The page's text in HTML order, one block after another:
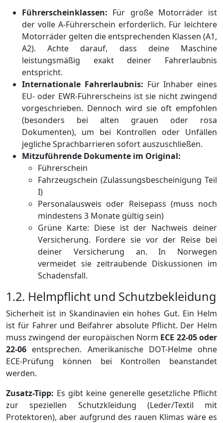
Führerscheinklassen: Für große Motorräder ist
der volle A-Führerschein erforderlich. Für leichtere
Motorräder gelten die entsprechenden Klassen (A1,
A2). Achte darauf, dass deine Maschine
leistungsmäßig exakt deiner Fahrerlaubnis
entspricht.
Internationale Fahrerlaubnis: Für Inhaber eines
EU- oder EWR-Führerscheins ist sie nicht zwingend
vorgeschrieben. Dennoch wird sie oft empfohlen
(besonders bei alten grauen oder rosa
Dokumenten), um bei Kontrollen oder Unfällen
jegliche Sprachbarrieren sofort auszuschließen.
Mitzuführende Dokumente im Original:
Führerschein
Fahrzeugschein (Zulassungsbescheinigung Teil
I)
Personalausweis oder Reisepass (muss noch
mindestens 3 Monate gültig sein)
Grüne Karte: Diese ist der Nachweis deiner
Versicherung. Fordere sie vor der Reise bei
deiner Versicherung an. In Norwegen
vermeidet sie zeitraubende Diskussionen im
Schadensfall.
1.2. Helmpflicht und Schutzbekleidung
Sicherheit ist in Skandinavien ein hohes Gut. Ein Helm
ist für Fahrer und Beifahrer absolute Pflicht. Der Helm
muss zwingend der europäischen Norm ECE 22-05 oder
22-06 entsprechen. Amerikanische DOT-Helme ohne
ECE-Prüfung können bei Kontrollen beanstandet
werden.
Zusatz-Tipp: Es gibt keine generelle gesetzliche Pflicht
zur speziellen Schutzkleidung (Leder/Textil mit
Protektoren), aber aufgrund des rauen Klimas wäre es